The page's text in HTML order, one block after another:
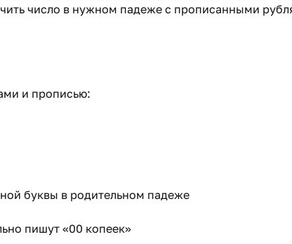
число в нужном падеже с прописанными
и прописью:
буквы в родительном падеже
пишут «00 копеек»